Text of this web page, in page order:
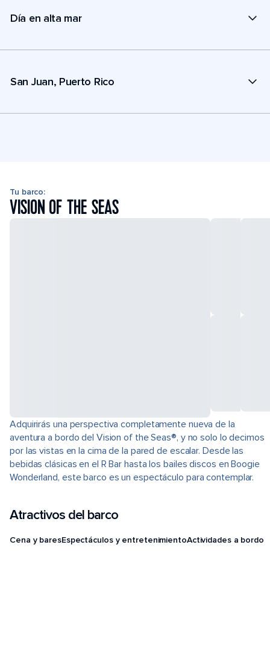
Día en alta mar
San Juan, Puerto Rico
Tu barco:
VISION OF THE SEAS
Adquirirás una perspectiva completamente nueva de la
aventura a bordo del Vision of the Seas®, y no solo lo decimos
por las vistas en la cima de la pared de escalar. Desde las
bebidas clásicas en el R Bar hasta los bailes discos en Boogie
Wonderland, este barco es un espectáculo para contemplar.
Atractivos del barco
Cena y baresEspectáculos y entretenimientoActividades a bordo